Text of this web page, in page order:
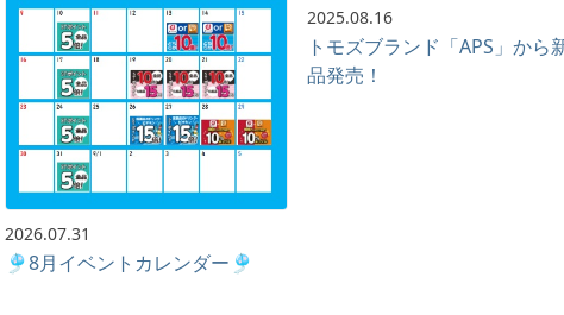
2026.07.31
🎐8月イベントカレンダー🎐
2025.08.16
トモズブランド「APS」から
品発売！